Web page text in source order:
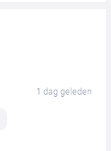
1 dag geleden